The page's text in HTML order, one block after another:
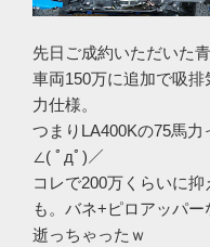
先日ご成約いただいた
車両150万に追加で吸
力仕様。
つまりLA400Kの75馬力
∠( ﾟдﾟ)／
コレで200万くらいに
も。バネ+ピロアッパ
逝っちゃったｗ